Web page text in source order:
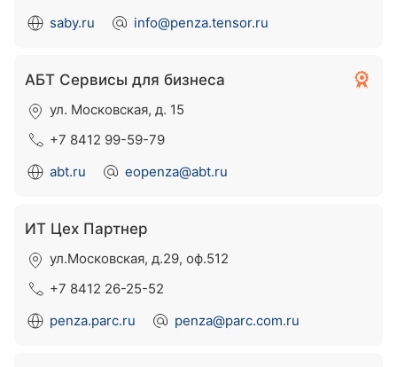
saby.ru
info@penza.tensor.ru
АБТ Сервисы для бизнеса
ул. Московская, д. 15
+7 8412 99-59-79
abt.ru
eopenza@abt.ru
ИТ Цех Партнер
ул.Московская, д.29, оф.512
+7 8412 26-25-52
penza.parc.ru
penza@parc.com.ru